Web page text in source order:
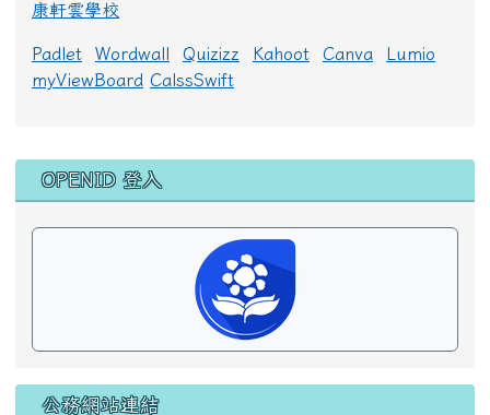
康軒雲學校
Padlet Wordwall Quizizz Kahoot Canva
Lumio
myViewBoard CalssSwift
右邊區域內容
OPENID 登入
公務網站連結